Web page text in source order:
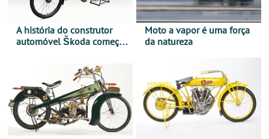
A história do construtor
automóvel Škoda começou
Moto a vapor é uma força
da natureza